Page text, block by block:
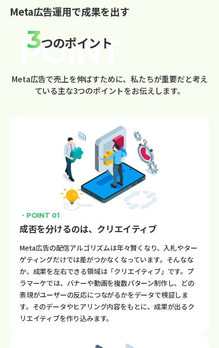
Meta広告運用で成果を出す
3つのポイント
Meta広告で売上を伸ばすために、私たちが重要だと考え
ている主な3つのポイントをお伝えします。
・POINT 01
成否を分けるのは、クリエイティブ
Meta広告の配信アルゴリズムは年々賢くなり、入札やター
ゲティングだけでは差がつかなくなっています。そんなな
か、成果を左右できる領域は「クリエイティブ」です。プ
ラマーケでは、バナーや動画を複数パターン制作し、どの
表現がユーザーの反応につながるかをデータで検証しま
す。そのデータやヒアリング内容をもとに、成果が出るク
リエイティブを作り込みます。